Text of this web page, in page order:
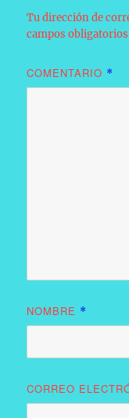
Tu dirección de
campos
COMENTARIO *
NOMBRE *
CORREO